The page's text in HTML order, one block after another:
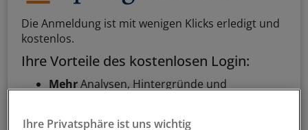
Die Anmeldung ist mit wenigen Klicks erledigt und
kostenlos.
Ihre Vorteile des kostenlosen Login:
MehrAnalysen, Hintergründe und
Ihre Privatsphäre ist uns wichtig